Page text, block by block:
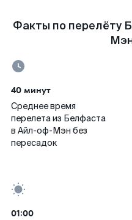
Факты по перелёту
40 минут
Среднее время
перелета из Белфаста
в Айл-оф-Мэн без
пересадок
01:00